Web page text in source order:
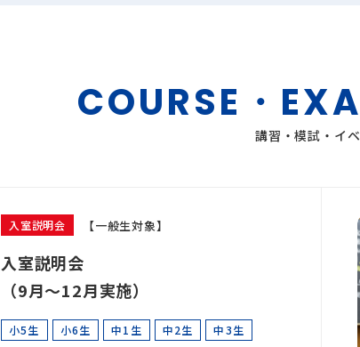
COURSE・
講習・模試・イ
入室説明会 【一般生対象】
入室説明会
（9月～12月実施）
小5生 小6生 中1生 中2生 中3生